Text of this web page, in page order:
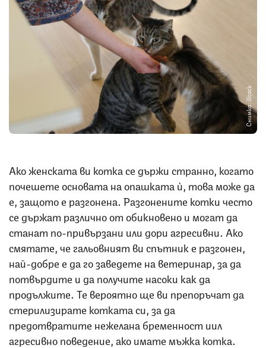
Снимка: iStock
Ако женската ви котка се държи странно, когато
почешете основата на опашката ѝ, това може да
е, защото е разгонена. Разгонените котки често
се държат различно от обикновено и могат да
станат по-привързани или дори агресивни. Ако
смятате, че гальовният ви спътник е разгонен,
най-добре е да го заведете на ветеринар, за да
потвърдите и да получите насоки как да
продължите. Те вероятно ще ви препоръчат да
стерилизирате котката си, за да
предотвратите нежелана бременност иил
агресивно поведение, ако имате мъжка котка.